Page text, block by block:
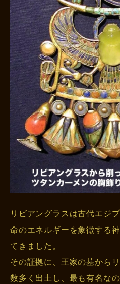
リビアングラスは古代エジ
命のエネルギーを象徴する
てきました。
その証拠に、王家の墓から
数多く出土し、最も有名な